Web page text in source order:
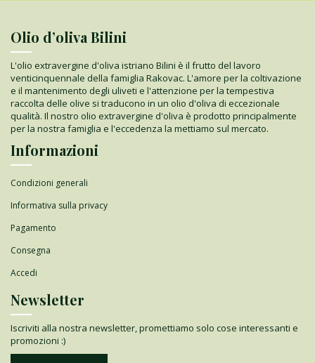
Olio d’oliva Bilini
L'olio extravergine d'oliva istriano Bilini è il frutto del lavoro
venticinquennale della famiglia Rakovac. L'amore per la coltivazione
e il mantenimento degli uliveti e l'attenzione per la tempestiva
raccolta delle olive si traducono in un olio d'oliva di eccezionale
qualità. Il nostro olio extravergine d'oliva è prodotto principalmente
per la nostra famiglia e l'eccedenza la mettiamo sul mercato.
Informazioni
Condizioni generali
Informativa sulla privacy
Pagamento
Consegna
Accedi
Newsletter
Iscriviti alla nostra newsletter, promettiamo solo cose interessanti e
promozioni :)